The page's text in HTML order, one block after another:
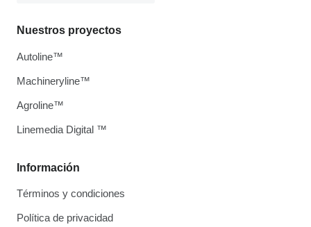
Información
Términos y condiciones
Política de privacidad
Nuestros proyectos
Autoline™
Machineryline™
Agroline™
Linemedia Digital ™